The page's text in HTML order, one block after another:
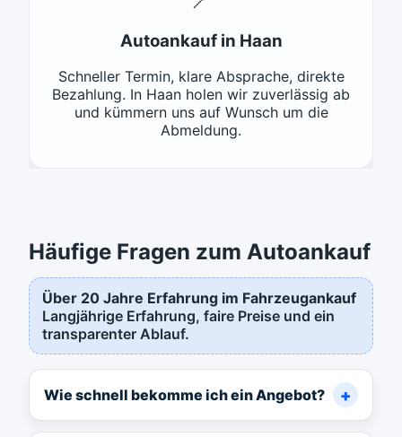
Autoankauf in Haan
Schneller Termin, klare Absprache, direkte
Bezahlung. In Haan holen wir zuverlässig ab
und kümmern uns auf Wunsch um die
Abmeldung.
Häufige Fragen zum Autoankauf
Über 20 Jahre Erfahrung im Fahrzeugankauf
Langjährige Erfahrung, faire Preise und ein
transparenter Ablauf.
Wie schnell bekomme ich ein Angebot?